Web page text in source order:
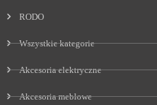
RODO
Wszystkie kategorie
Akcesoria elektryczne
Akcesoria meblowe